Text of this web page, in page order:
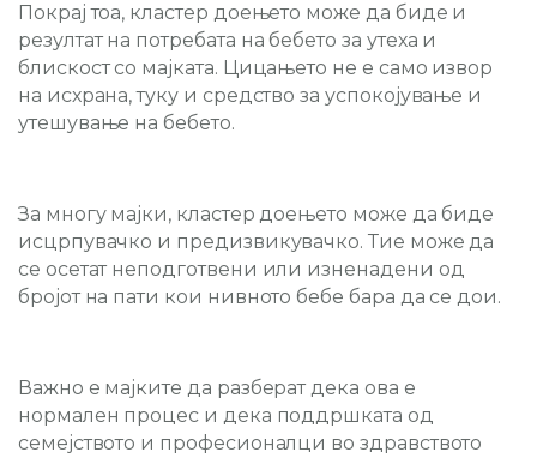
Покрај тоа, кластер доењето може да биде и
резултат на потребата на бебето за утеха и
блискост со мајката. Цицањето не е само извор
на исхрана, туку и средство за успокојување и
утешување на бебето.
За многу мајки, кластер доењето може да биде
исцрпувачко и предизвикувачко. Тие може да
се осетат неподготвени или изненадени од
бројот на пати кои нивното бебе бара да се дои.
Важно е мајките да разберат дека ова е
нормален процес и дека поддршката од
семејството и професионалци во здравството